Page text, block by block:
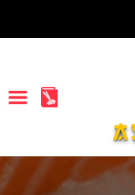
ACCUEIL